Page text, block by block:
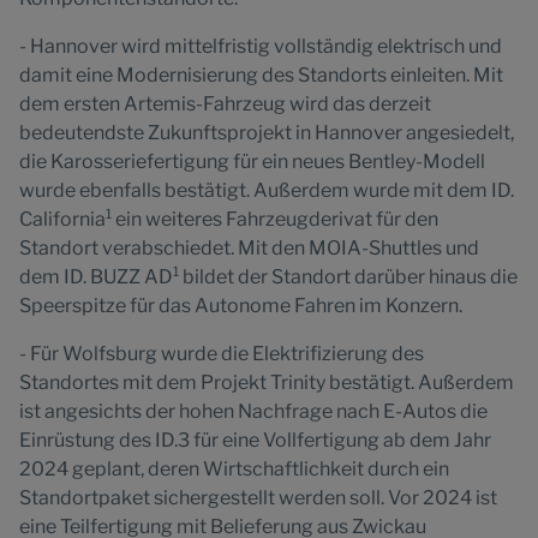
- Hannover wird mittelfristig vollständig elektrisch und
damit eine Modernisierung des Standorts einleiten. Mit
dem ersten Artemis-Fahrzeug wird das derzeit
bedeutendste Zukunftsprojekt in Hannover angesiedelt,
die Karosseriefertigung für ein neues Bentley-Modell
wurde ebenfalls bestätigt. Außerdem wurde mit dem ID.
California1 ein weiteres Fahrzeugderivat für den
Standort verabschiedet. Mit den MOIA-Shuttles und
dem ID. BUZZ AD1 bildet der Standort darüber hinaus die
Speerspitze für das Autonome Fahren im Konzern.
- Für Wolfsburg wurde die Elektrifizierung des
Standortes mit dem Projekt Trinity bestätigt. Außerdem
ist angesichts der hohen Nachfrage nach E-Autos die
Einrüstung des ID.3 für eine Vollfertigung ab dem Jahr
2024 geplant, deren Wirtschaftlichkeit durch ein
Standortpaket sichergestellt werden soll. Vor 2024 ist
eine Teilfertigung mit Belieferung aus Zwickau